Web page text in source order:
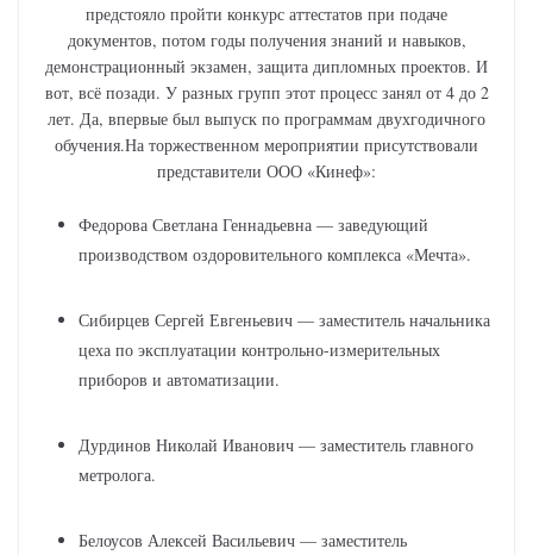
предстояло пройти конкурс аттестатов при подаче
документов, потом годы получения знаний и навыков,
демонстрационный экзамен, защита дипломных проектов. И
вот, всё позади. У разных групп этот процесс занял от 4 до 2
лет. Да, впервые был выпуск по программам двухгодичного
обучения.На торжественном мероприятии присутствовали
представители ООО «Кинеф»:
Федорова Светлана Геннадьевна — заведующий
производством оздоровительного комплекса «Мечта».
Сибирцев Сергей Евгеньевич — заместитель начальника
цеха по эксплуатации контрольно-измерительных
приборов и автоматизации.
Дурдинов Николай Иванович — заместитель главного
метролога.
Белоусов Алексей Васильевич — заместитель